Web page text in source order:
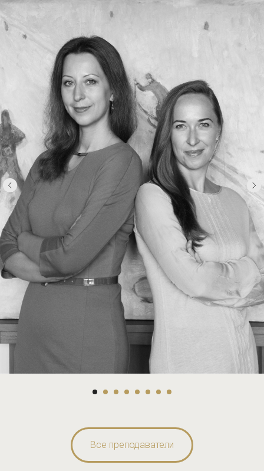
Все преподаватели